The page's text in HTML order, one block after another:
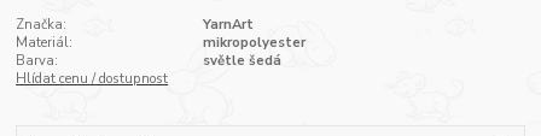
Značka:
YarnArt
Materiál:
mikropolyester
Barva:
světle šedá
Hlídat cenu / dostupnost